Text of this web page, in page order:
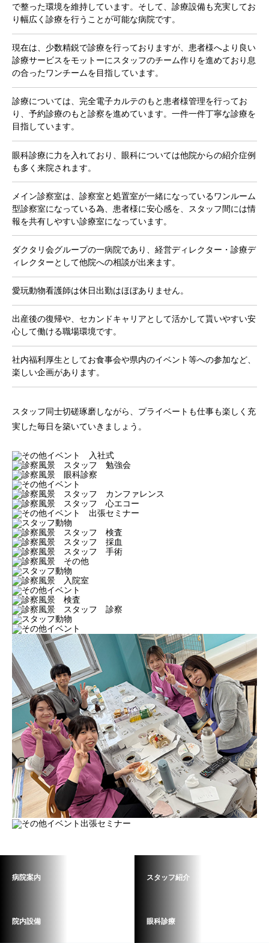
で整った環境を維持しています。そして、診療設備も充実してお
り幅広く診療を行うことが可能な病院です。
現在は、少数精鋭で診療を行っておりますが、患者様へより良い
診療サービスをモットーにスタッフのチーム作りを進めており息
の合ったワンチームを目指しています。
診療については、完全電子カルテのもと患者様管理を行ってお
り、予約診療のもと診察を進めています。一件一件丁寧な診療を
目指しています。
眼科診療に力を入れており、眼科については他院からの紹介症例
も多く来院されます。
メイン診察室は、診察室と処置室が一緒になっているワンルーム
型診察室になっている為、患者様に安心感を、スタッフ間には情
報を共有しやすい診療室になっています。
ダクタリ会グループの一病院であり、経営ディレクター・診療デ
ィレクターとして他院への相談が出来ます。
愛玩動物看護師は休日出勤はほぼありません。
出産後の復帰や、セカンドキャリアとして活かして貰いやすい安
心して働ける職場環境です。
社内福利厚生としてお食事会や県内のイベント等への参加など、
楽しい企画があります。
スタッフ同士切磋琢磨しながら、プライベートも仕事も楽しく充
実した毎日を築いていきましょう。
病院案内 スタッフ紹介
院内設備 眼科診療